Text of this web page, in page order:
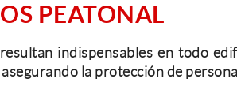
PEATONAL
indispensables en todo
la protección de